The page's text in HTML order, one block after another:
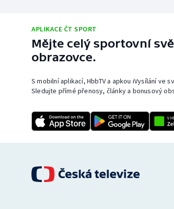
APLIKACE ČT SPORT
Mějte celý sportovní
obrazovce.
S mobilní aplikací, HbbTV a apkou iVysílání
Sledujte přímé přenosy, články a bonusový